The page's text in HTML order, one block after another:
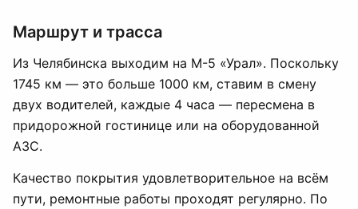
Маршрут и трасса
Из Челябинска выходим на М-5 «Урал». Поскольку
1745 км — это больше 1000 км, ставим в смену
двух водителей, каждые 4 часа — пересмена в
придорожной гостинице или на оборудованной
АЗС.
Качество покрытия удовлетворительное на всём
пути, ремонтные работы проходят регулярно. По